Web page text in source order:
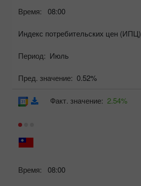
Время: 08:00
Индекс потребительских цен (ИПЦ)
Период: Июль
Пред. значение: 0.52%
Время: 08:00
Факт. значение: 2.54%